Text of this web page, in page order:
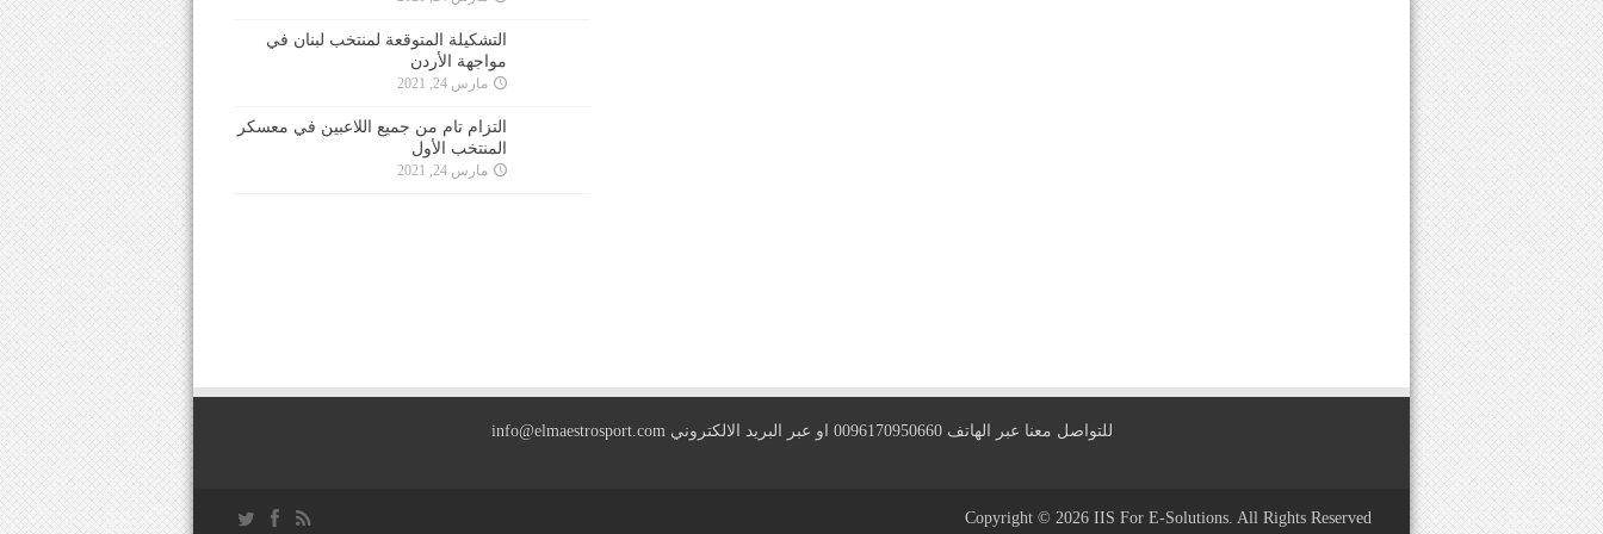
التشكيلة المتوقعة لمنتخب لبنان في
مواجهة الأردن
مارس 24, 2021
التزام تام من جميع اللاعبين في معسكر
المنتخب الأول
مارس 24, 2021
للتواصل معنا عبر الهاتف 0096170950660 او عبر البريد الالكتروني info@elmaestrosport.com
Copyright © 2026 IIS For E-Solutions. All Rights Reserved